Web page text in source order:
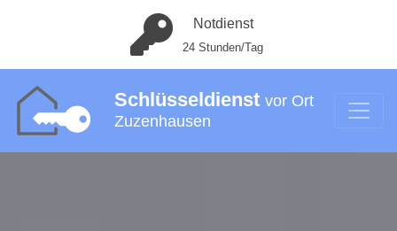
Notdienst
24 Stunden/Tag
Schlüsseldienst vor Ort
Zuzenhausen